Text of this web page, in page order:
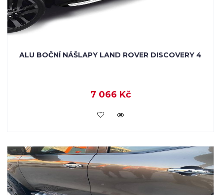
ALU BOČNÍ NÁŠLAPY LAND ROVER DISCOVERY 4
7 066 Kč
KOUPIT